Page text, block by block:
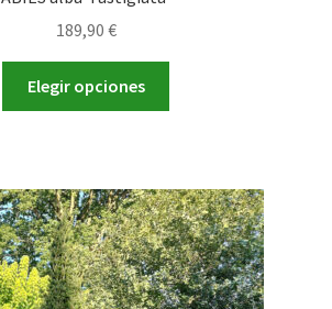
189,90 €
Elegir opciones
variantes.
Las
opciones
se
pueden